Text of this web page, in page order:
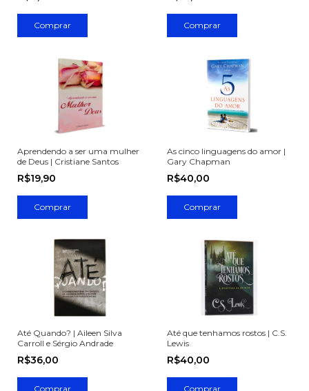
Aprendendo a ser uma mulher
de Deus | Cristiane Santos
R$19,90
As cinco linguagens do amor |
Gary Chapman
R$40,00
Até Quando? | Aileen Silva
Carroll e Sérgio Andrade
R$36,00
Até que tenhamos rostos | C.S.
Lewis
R$40,00